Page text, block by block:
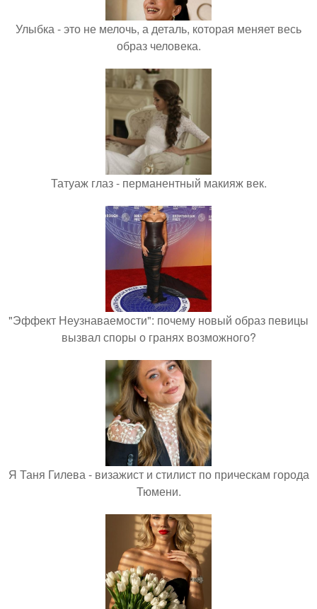
Улыбка - это не мелочь, а деталь, которая меняет весь
образ человека.
Татуаж глаз - перманентный макияж век.
"Эффект Неузнаваемости": почему новый образ певицы
вызвал споры о гранях возможного?
Я Таня Гилева - визажист и стилист по прическам города
Тюмени.